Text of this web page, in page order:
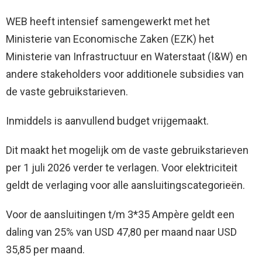
WEB heeft intensief samengewerkt met het
Ministerie van Economische Zaken (EZK) het
Ministerie van Infrastructuur en Waterstaat (I&W) en
andere stakeholders voor additionele subsidies van
de vaste gebruikstarieven.
Inmiddels is aanvullend budget vrijgemaakt.
Dit maakt het mogelijk om de vaste gebruikstarieven
per 1 juli 2026 verder te verlagen. Voor elektriciteit
geldt de verlaging voor alle aansluitingscategorieën.
Voor de aansluitingen t/m 3*35 Ampère geldt een
daling van 25% van USD 47,80 per maand naar USD
35,85 per maand.